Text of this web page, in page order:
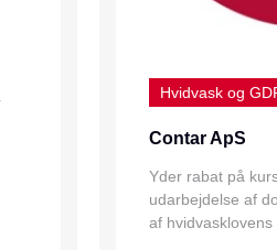
Hvidvask og
Contar ApS
Yder rabat på
udarbejdelse af
af hvidvasklovens